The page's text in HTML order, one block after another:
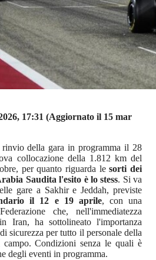
17:31 (Aggiornato il 15 mar
della gara in programma il 28
collocazione della 1.812 km del
per quanto riguarda lesorti dei
Saudita l'esito è lo stess. Si va
gare a Sakhir e Jeddah, previste
il 12 e 19 aprile, con una
che, nell'immediatezza
Iran, ha sottolineato l'importanza
sicurezza per tutto il personale della
Condizioni senza le quali è
degli eventi in programma.